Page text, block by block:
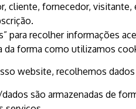
cliente, fornecedor,
para recolher informações
da forma como utilizamos
website, recolhemos
são armazenadas de